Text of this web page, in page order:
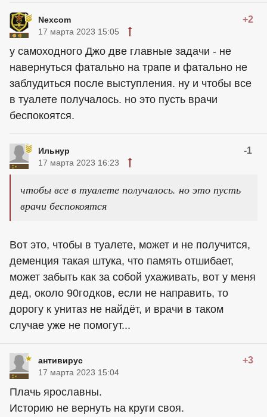
Nexcom +2
17 марта 2023 15:05
у самоходного Джо две главные задачи - не
навернуться фатально на трапе и фатально не
заблудиться после выступления. ну и чтобы все
в туалете получалось. но это пусть врачи
беспокоятся.
Ильнур -1
17 марта 2023 16:23
чтобы все в туалете получалось. но это пусть
врачи беспокоятся
Вот это, чтобы в туалете, может и не получится,
деменция такая штука, что память отшибает,
может забыть как за собой ухаживать, вот у меня
дед, около 90годков, если не направить, то
дорогу к унитаз не найдёт, и врачи в таком
случае уже не помогут...
антивирус +3
17 марта 2023 15:04
Плачь ярославны.
Историю не вернуть на круги своя.